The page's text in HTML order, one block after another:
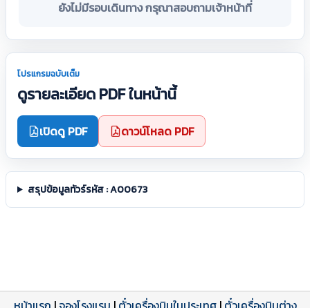
ยังไม่มีรอบเดินทาง กรุณาสอบถามเจ้าหน้าที่
โปรแกรมฉบับเต็ม
ดูรายละเอียด PDF ในหน้านี้
เปิดดู PDF ดาวน์โหลด PDF
สรุปข้อมูลทัวร์รหัส : A00673